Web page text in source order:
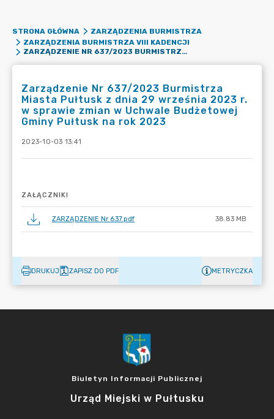
STRONA GŁÓWNA
ZARZĄDZENIA BURMISTRZA
ZARZĄDZENIA BURMISTRZA VIII KADENCJI
ZARZĄDZENIE NR 637/2023 BURMISTRZA MIASTA PUŁTUSK Z DNIA 29 WRZEŚNIA 2023 R. W SPRAWIE ZMIAN W UCHWALE BUDŻETOWEJ GMINY PUŁTUSK NA ROK 2023
Zarządzenie Nr 637/2023 Burmistrza
Miasta Pułtusk z dnia 29 września 2023 r.
w sprawie zmian w Uchwale Budżetowej
Gminy Pułtusk na rok 2023
2023-10-03 13:41
ZAŁĄCZNIKI
ZARZĄDZENIE Nr 637.pdf 38.83 MB
DRUKUJ ZAPISZ DO PDF METRYCZKA
Biuletyn Informacji Publicznej
Urząd Miejski w Pułtusku